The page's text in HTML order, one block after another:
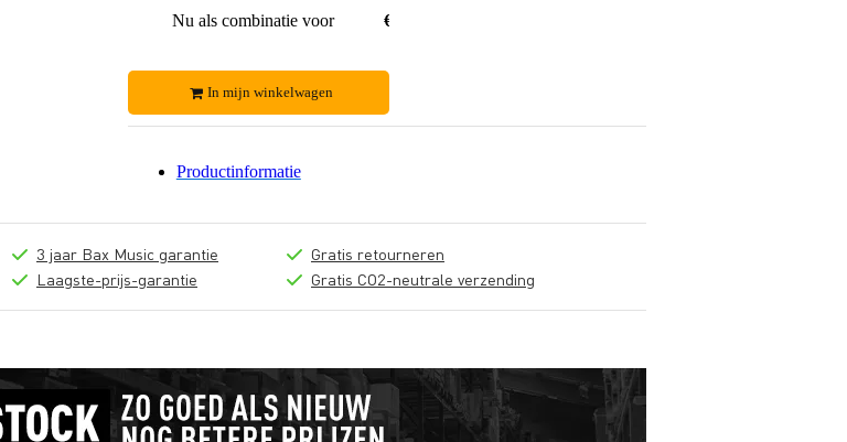
Nu als combinatie voor € 614,-
In mijn winkelwagen
Productinformatie
3 jaar Bax Music garantie
Laagste-prijs-garantie
Gratis retourneren
Gratis CO2-neutrale verzending